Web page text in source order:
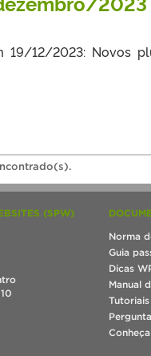
19/12/2023: Novos
(SPW)
Norma
Guia
Dicas
Manual